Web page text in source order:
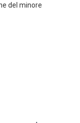
del minore